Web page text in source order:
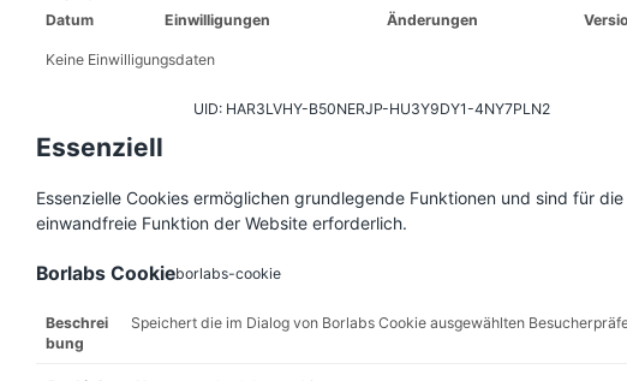
Datum Einwilligungen Änderungen
Keine Einwilligungsdaten
UID: HAR3LVHY-B50NERJP-HU3Y9DY1-4NY7PLN2
Essenziell
Essenzielle Cookies ermöglichen grundlegende Funktionen und sind für die
einwandfreie Funktion der Website erforderlich.
Borlabs Cookieborlabs-cookie
Beschrei
bung
Speichert die im Dialog von Borlabs Cookie ausgewählten